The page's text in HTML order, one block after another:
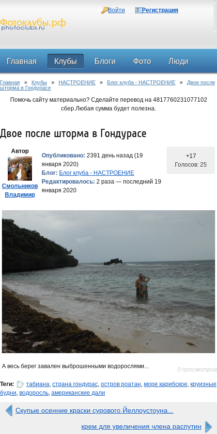
Войти Регистрация
Главная Клубы Блоги Фото Люди
Форум
Главная » Клубы » НАСТРОЕНИЕ » Блог клуба - НАСТРОЕНИЕ » Двое после
шторма в Гондурасе
Помочь сайту материально? Сделайте перевод на 4817760231077102
сбер.Любая сумма будет полезна.
Двое после шторма в Гондурасе
Автор
Смольников
Владимир
Опубликовано: 2391 день назад (19
января 2020)
Блог: Блог клуба - НАСТРОЕНИЕ
Редактировалось: 2 раза — последний 19
января 2020
+17
Голосов: 25
А весь берег завален выброшенными водорослями... 0 просмотров
Теги: табиана страна гондурас остров роатан море карибское круизные
будни водоросль американские дали
Скупые осенние краски сурового Йеллоустоуна...
крем для увеличения члена распутин